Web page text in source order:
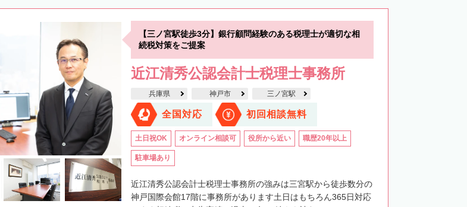
【三ノ宮駅徒歩3分】銀行顧問経験のある税理士が適切な相
続税対策をご提案
近江清秀公認会計士税理士事務所
兵庫県 神戸市 三ノ宮駅
全国対応 初回相談無料
土日祝OK オンライン相談可 役所から近い 職歴20年以上
駐車場あり
近江清秀公認会計士税理士事務所の強みは三宮駅から徒歩数分の
神戸国際会館17階に事務所があります土日はもちろん365日対応